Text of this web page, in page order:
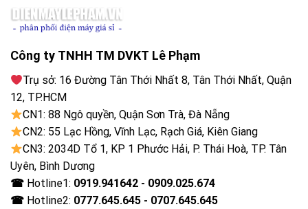
Quantum HDR tăng cường độ tương phản
Color Booster Pro tối ưu màu sắc bằng AI
Công nghệColor Booster Prosử dụng trí tuệ nhân
tạo để phân tích từng khung hình và cải thiện màu
Công ty TNHH TM DVKT Lê Phạm
Trụ sở: 16 Đường Tân Thới Nhất 8, Tân Thới Nhất, Quận
12, TP.HCM
CN1: 88 Ngô quyền, Quận Sơn Trà, Đà Nẵng
CN2: 55 Lạc Hồng, Vĩnh Lạc, Rạch Giá, Kiên Giang
CN3: 2034D Tổ 1, KP 1 Phước Hải, P. Thái Hoà, TP. Tân
Uyên, Bình Dương
☎ Hotline1: 0919.941642 - 0909.025.674
☎ Hotline2: 0777.645.645 - 0707.645.645